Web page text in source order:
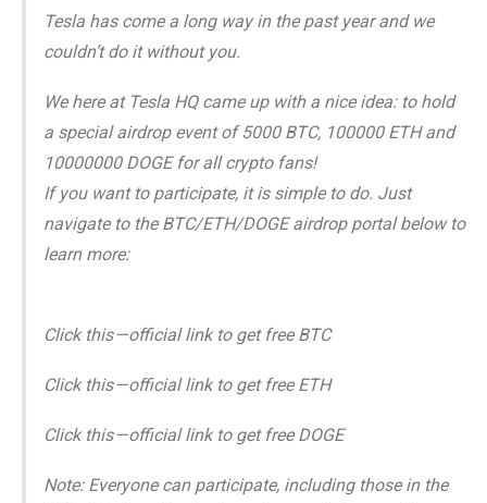
Tesla has come a long way in the past year and we
couldn’t do it without you.
We here at Tesla HQ came up with a nice idea: to hold
a special airdrop event of 5000 BTC, 100000 ETH and
10000000 DOGE for all crypto fans!
If you want to participate, it is simple to do. Just
navigate to the BTC/ETH/DOGE airdrop portal below to
learn more:
Click this — official link to get free BTC
Click this — official link to get free ETH
Click this — official link to get free DOGE
Note: Everyone can participate, including those in the